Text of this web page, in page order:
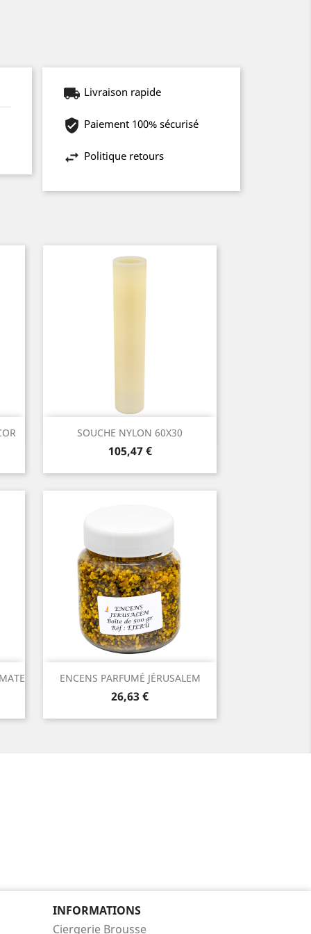
Livraison rapide
Paiement 100% sécurisé
Politique retours
SOUCHE NYLON 60X30
Prix
105,47 €
Aperçu rapide
ENCENS PARFUMÉ JÉRUSALEM
Prix
26,63 €
 Aperçu rapide
INFORMATIONS
Ciergerie Brousse